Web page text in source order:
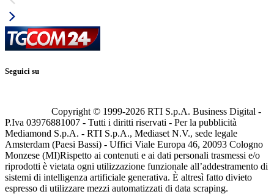
Seguici su
Copyright © 1999-2026 RTI S.p.A. Business Digital -
P.Iva 03976881007 - Tutti i diritti riservati - Per la pubblicità
Mediamond S.p.A. - RTI S.p.A., Mediaset N.V., sede legale
Amsterdam (Paesi Bassi) - Uffici Viale Europa 46, 20093 Cologno
Monzese (MI)Rispetto ai contenuti e ai dati personali trasmessi e/o
riprodotti è vietata ogni utilizzazione funzionale all’addestramento di
sistemi di intelligenza artificiale generativa. È altresì fatto divieto
espresso di utilizzare mezzi automatizzati di data scraping.